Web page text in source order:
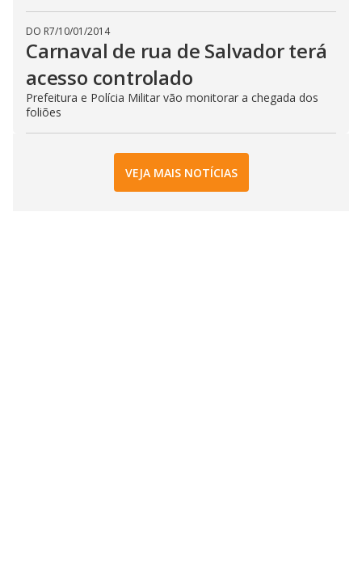
DO R7/10/01/2014
Carnaval de rua de Salvador terá
acesso controlado
Prefeitura e Polícia Militar vão monitorar a chegada dos
foliões
VEJA MAIS NOTÍCIAS